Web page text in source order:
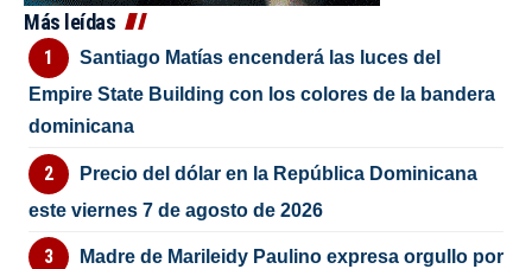
Más leídas
Santiago Matías encenderá las luces del
Empire State Building con los colores de la bandera
dominicana
Precio del dólar en la República Dominicana
este viernes 7 de agosto de 2026
Madre de Marileidy Paulino expresa orgullo por